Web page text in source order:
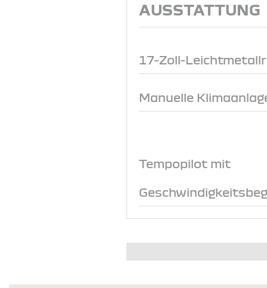
AUSSTATTUNG
17-Zoll-
Manuelle
Tempopilot mit